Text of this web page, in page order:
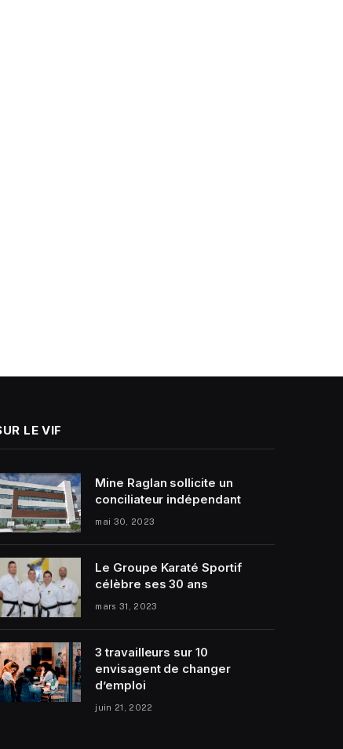
LE VIF
Mine Raglan sollicite un
conciliateur indépendant
mai 30, 2023
Le Groupe Karaté Sportif
célèbre ses 30 ans
mars 31, 2023
3 travailleurs sur 10
envisagent de changer
d’emploi
juin 21, 2022